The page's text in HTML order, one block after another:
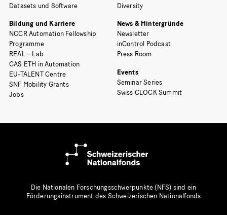
Datasets und Software
Bildung und Karriere
NCCR Automation Fellowship
Programme
REAL – Lab
CAS ETH in Automation
EU-TALENT Centre
SNF Mobility Grants
Jobs
Diversity
News & Hintergründe
Newsletter
inControl Podcast
Press Room
Events
Seminar Series
Swiss CLOCK Summit
Die Nationalen Forschungsschwerpunkte (NFS) sind ein
Förderungsinstrument des Schweizerischen Nationalfonds